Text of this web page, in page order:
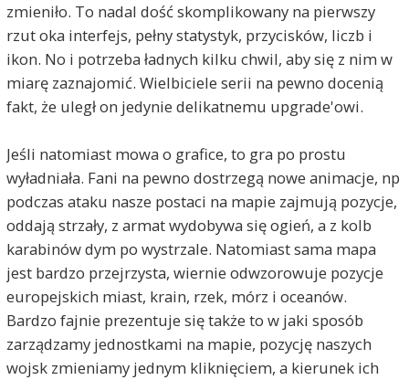
zmieniło. To nadal dość skomplikowany na pierwszy
rzut oka interfejs, pełny statystyk, przycisków, liczb i
ikon. No i potrzeba ładnych kilku chwil, aby się z nim w
miarę zaznajomić. Wielbiciele serii na pewno docenią
fakt, że uległ on jedynie delikatnemu upgrade'owi.
Jeśli natomiast mowa o grafice, to gra po prostu
wyładniała. Fani na pewno dostrzegą nowe animacje, np
podczas ataku nasze postaci na mapie zajmują pozycje,
oddają strzały, z armat wydobywa się ogień, a z kolb
karabinów dym po wystrzale. Natomiast sama mapa
jest bardzo przejrzysta, wiernie odwzorowuje pozycje
europejskich miast, krain, rzek, mórz i oceanów.
Bardzo fajnie prezentuje się także to w jaki sposób
zarządzamy jednostkami na mapie, pozycję naszych
wojsk zmieniamy jednym kliknięciem, a kierunek ich